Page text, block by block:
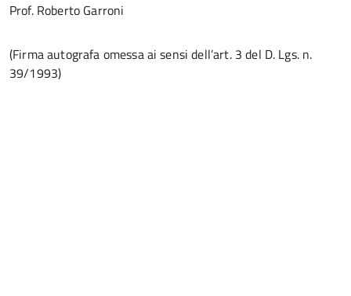
Prof. Roberto Garroni
(Firma autografa omessa ai sensi dell’art. 3 del D. Lgs. n.
39/1993)